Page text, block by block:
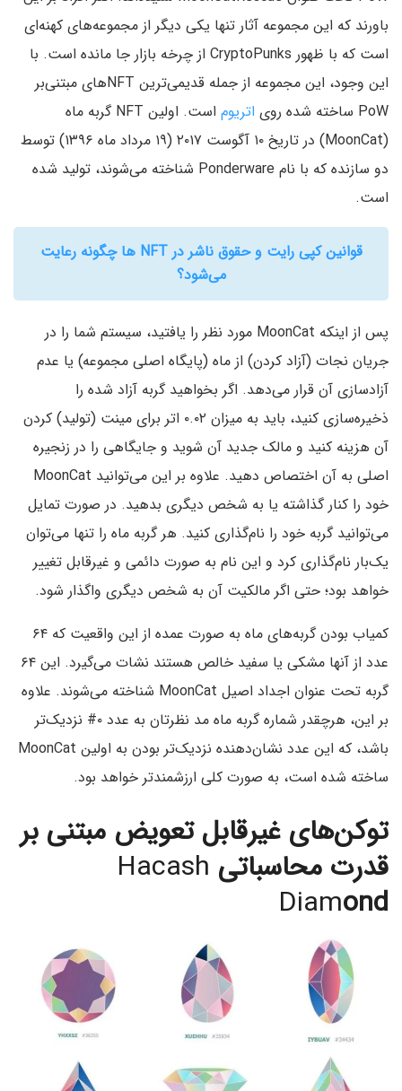
باورند که این مجموعه آثار تنها یکی دیگر از مجموعه‌های کهنه‌ای
است که با ظهور CryptoPunks از چرخه بازار جا مانده است. با
این وجود، این مجموعه از جمله قدیمی‌ترین NFTهای مبتنی‌بر
PoW ساخته شده روی
اتریوم
است. اولین NFT گربه ماه
(MoonCat) در تاریخ ۱۰ آگوست ۲۰۱۷ (۱۹ مرداد ماه ۱۳۹۶) توسط
دو سازنده که با نام Ponderware شناخته می‌شوند، تولید شده
است.
قوانین کپی رایت و حقوق ناشر در NFT ها چگونه رعایت
می‌شود؟
پس از اینکه MoonCat مورد نظر را یافتید، سیستم شما را در
جریان نجات (آزاد کردن) از ماه (پایگاه اصلی مجموعه) یا عدم
آزادسازی آن قرار می‌دهد. اگر بخواهید گربه آزاد شده را
ذخیره‌سازی کنید، باید به میزان ۰.۰۲ اتر برای مینت (تولید) کردن
آن هزینه کنید و مالک جدید آن شوید و جایگاهی را در زنجیره
اصلی به آن اختصاص دهید. علاوه بر این می‌توانید MoonCat
خود را کنار گذاشته یا به شخص دیگری بدهید. در صورت تمایل
می‌توانید گربه خود را نام‌گذاری کنید. هر گربه ماه را تنها می‌توان
یک‌بار نام‌گذاری کرد و این نام به صورت دائمی و غیرقابل تغییر
خواهد بود؛ حتی اگر مالکیت آن به شخص دیگری واگذار شود.
کمیاب بودن گربه‌های ماه به صورت عمده از این واقعیت که ۶۴
عدد از آنها مشکی یا سفید خالص هستند نشات می‌گیرد. این ۶۴
گربه تحت عنوان اجداد اصیل MoonCat شناخته می‌شوند. علاوه
بر این، هرچقدر شماره گربه ماه مد نظرتان به عدد ۰# نزدیک‌‌تر
باشد، که این عدد نشان‌دهنده نزدیک‌تر بودن به اولین MoonCat
ساخته شده است، به صورت کلی ارزشمند‌تر خواهد بود.
توکن‌های غیرقابل تعویض مبتنی بر
قدرت محاسباتی Hacash
Diamond